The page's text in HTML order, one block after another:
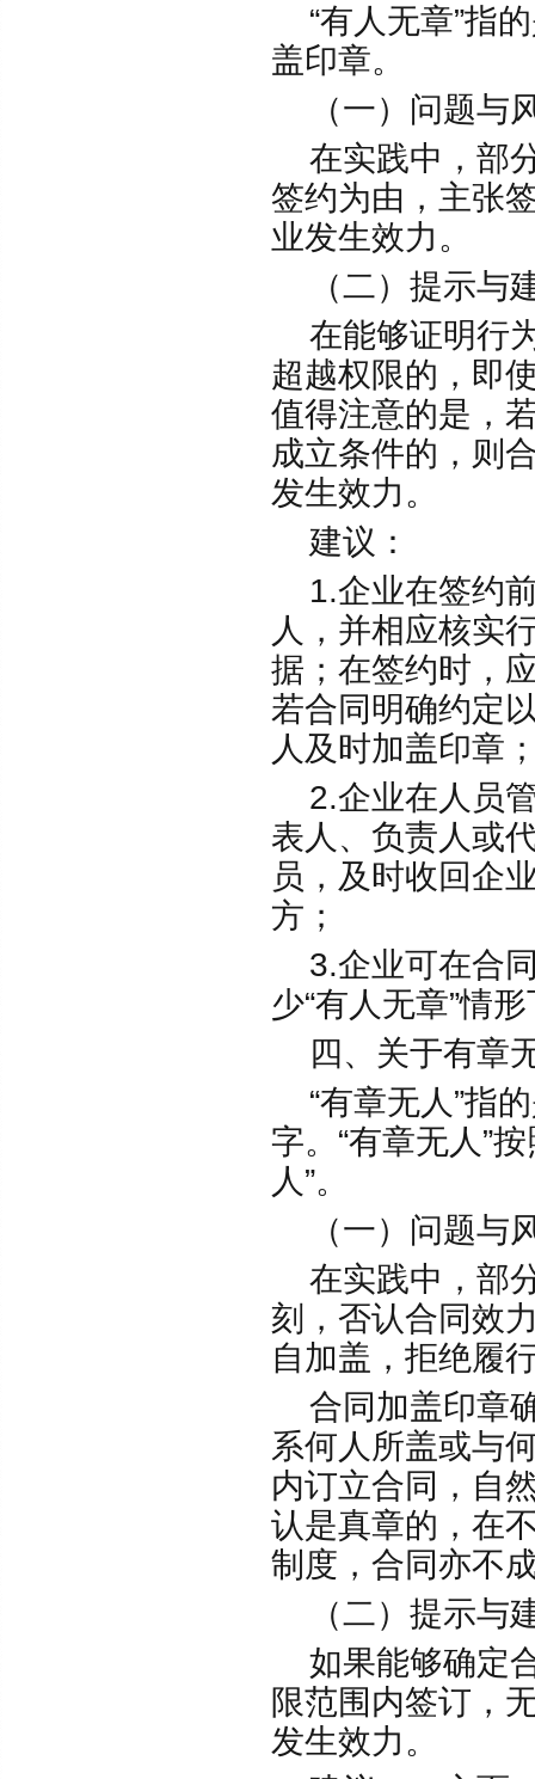
“有人无章”指
盖印章。
（一）问题与
在实践中，部
签约为由，主张
业发生效力。
（二）提示与
在能够证明行
超越权限的，即
值得注意的是，
成立条件的，则
发生效力。
建议：
1.企业在签约
人，并相应核实
据；在签约时，
若合同明确约定
人及时加盖印章
2.企业在人员
表人、负责人或
员，及时收回企
方；
3.企业可在合
少“有人无章”情
四、关于有章
“有章无人”指
字。“有章无人”
人”。
（一）问题与
在实践中，部
刻，否认合同效
自加盖，拒绝履
合同加盖印章
系何人所盖或与
内订立合同，自
认是真章的，在
制度，合同亦不
（二）提示与
如果能够确定
限范围内签订，
发生效力。